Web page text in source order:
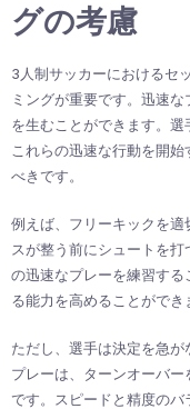
グの考慮
3人制サッカーにおけるセ
ミングが重要です。迅速
を生むことができます。選
これらの迅速な行動を開
べきです。
例えば、フリーキックを
スが整う前にシュートを
の迅速なプレーを練習す
る能力を高めることができ
ただし、選手は決定を急
プレーは、ターンオーバ
です。スピードと精度の